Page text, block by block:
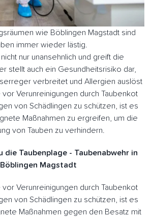
wie Böblingen Magstadt sind
immer wieder lästig.
nur unansehnlich und greift die
stellt auch ein Gesundheitsrisiko dar,
verbreitet und Allergien auslöst
Verunreinigungen durch Taubenkot
von Schädlingen zu schützen, ist es
Maßnahmen zu ergreifen, um die
von Tauben zu verhindern.
die Taubenplage - Taubenabwehr in
Böblingen Magstadt
Verunreinigungen durch Taubenkot
von Schädlingen zu schützen, ist es
Maßnahmen gegen den Besatz mit